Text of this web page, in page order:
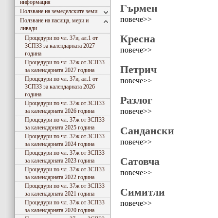
информация
Ползване на земеделските земи
Ползване на пасища, мери и
ливади
Процедури по чл. 37и, ал.1 от
ЗСПЗЗ за календарната 2027
година
Процедури по чл. 37ж от ЗСПЗЗ
за календарната 2027 година
Процедури по чл. 37и, ал.1 от
ЗСПЗЗ за календарната 2026
година
Процедури по чл. 37ж от ЗСПЗЗ
за календарната 2026 година
Процедури по чл. 37ж от ЗСПЗЗ
за календарната 2025 година
Процедури по чл. 37ж от ЗСПЗЗ
за календарната 2024 година
Процедури по чл. 37ж от ЗСПЗЗ
за календарната 2023 година
Процедури по чл. 37ж от ЗСПЗЗ
за календарната 2022 година
Процедури по чл. 37ж от ЗСПЗЗ
за календарната 2021 година
Процедури по чл. 37ж от ЗСПЗЗ
за календарната 2020 година
Гърмен
повече>>
Кресна
повече>>
Петрич
повече>>
Разлог
повече>>
Сандански
повече>>
Сатовча
повече>>
Симитли
повече>>